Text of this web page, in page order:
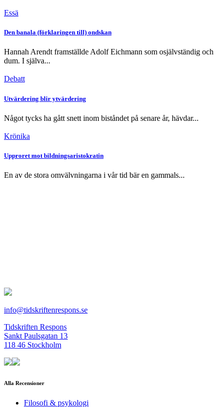
Essä
Den banala (förklaringen till) ondskan
Hannah Arendt framställde Adolf Eichmann som osjälvständig och
dum. I själva...
Debatt
Utvärdering blir ytvärdering
Något tycks ha gått snett inom biståndet på senare år, hävdar...
Krönika
Upproret mot bildningsaristokratin
En av de stora omvälvningarna i vår tid bär en gammals...
info@tidskriftenrespons.se
Tidskriften Respons
Sankt Paulsgatan 13
118 46 Stockholm
Alla Recensioner
Filosofi & psykologi